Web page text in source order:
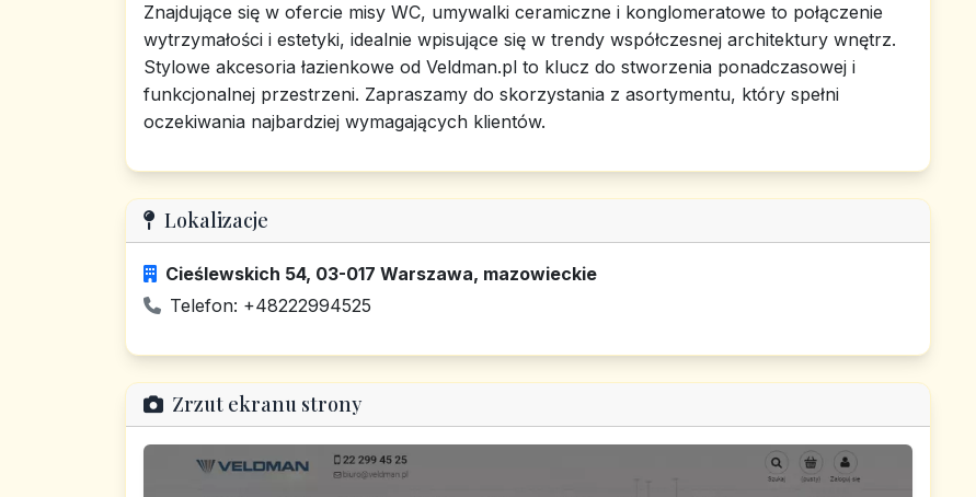
Znajdujące się w ofercie misy WC, umywalki ceramiczne i konglomeratowe to połączenie
wytrzymałości i estetyki, idealnie wpisujące się w trendy współczesnej architektury wnętrz.
Stylowe akcesoria łazienkowe od Veldman.pl to klucz do stworzenia ponadczasowej i
funkcjonalnej przestrzeni. Zapraszamy do skorzystania z asortymentu, który spełni
oczekiwania najbardziej wymagających klientów.
Lokalizacje
Cieślewskich 54, 03-017 Warszawa, mazowieckie
Telefon: +48222994525
Zrzut ekranu strony